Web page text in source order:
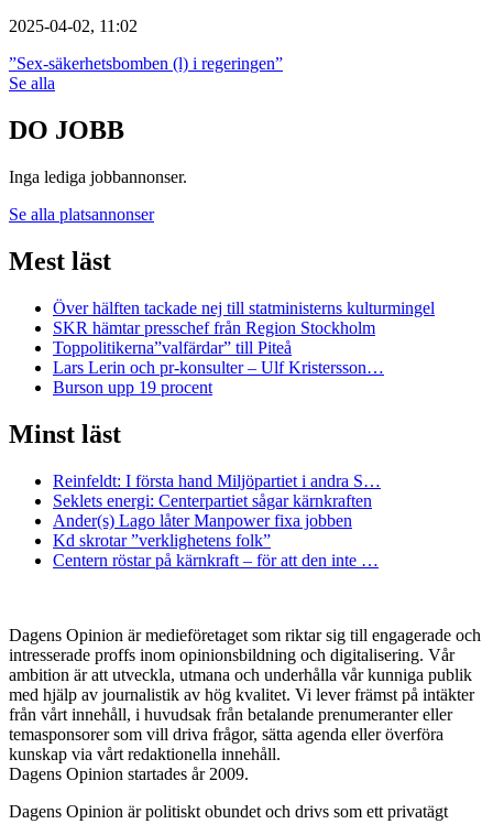
2025-04-02, 11:02
”Sex-säkerhetsbomben (l) i regeringen”
Se alla
DO JOBB
Inga lediga jobbannonser.
Se alla platsannonser
Mest läst
Över hälften tackade nej till statministerns kulturmingel
SKR hämtar presschef från Region Stockholm
Toppolitikerna”valfärdar” till Piteå
Lars Lerin och pr-konsulter – Ulf Kristersson…
Burson upp 19 procent
Minst läst
Reinfeldt: I första hand Miljöpartiet i andra S…
Seklets energi: Centerpartiet sågar kärnkraften
Ander(s) Lago låter Manpower fixa jobben
Kd skrotar ”verklighetens folk”
Centern röstar på kärnkraft – för att den inte …
Dagens Opinion är medieföretaget som riktar sig till engagerade och
intresserade proffs inom opinionsbildning och digitalisering. Vår
ambition är att utveckla, utmana och underhålla vår kunniga publik
med hjälp av journalistik av hög kvalitet. Vi lever främst på intäkter
från vårt innehåll, i huvudsak från betalande prenumeranter eller
temasponsorer som vill driva frågor, sätta agenda eller överföra
kunskap via vårt redaktionella innehåll.
Dagens Opinion startades år 2009.
Dagens Opinion är politiskt obundet och drivs som ett privatägt